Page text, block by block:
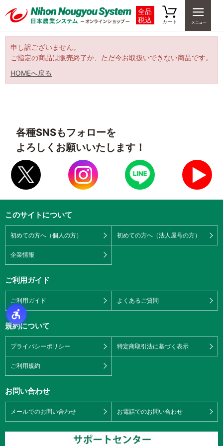
全品
税込
カート
申し訳ございません。
ご指定の商品は販売終了か、ただ今お取扱いできない商品です。
HOMEへ戻る
各種SNSもフォローを
よろしくお願いいたします！
このサイトについて
初めての方へ（個人の方） 初めての方へ（法人屋号の方）
企業情報
ご利用ガイド
ご利用ガイド よくあるご質問
規約について
プライバシーポリシー 特定商取引法に基づく表示
ご利用規約
お問い合わせ
メールでのお問い合わせ お電話でのお問い合わせ